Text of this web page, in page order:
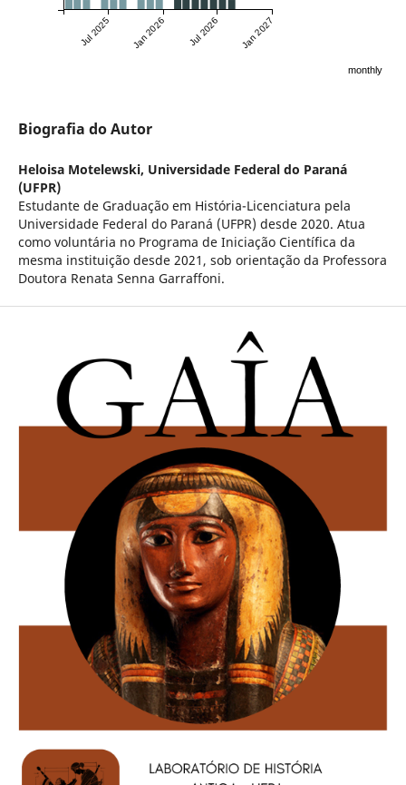
Jul 2025 Jan 2026 Jul 2026 Jan 2027
monthly
Biografia do Autor
Heloisa Motelewski, Universidade Federal do Paraná
(UFPR)
Estudante de Graduação em História-Licenciatura pela
Universidade Federal do Paraná (UFPR) desde 2020. Atua
como voluntária no Programa de Iniciação Científica da
mesma instituição desde 2021, sob orientação da Professora
Doutora Renata Senna Garraffoni.